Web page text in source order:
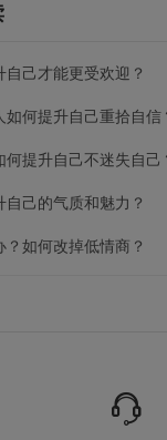
自己才能更受欢迎？
如何提升自己重拾自信
何提升自己不迷失自己
自己的气质和魅力？
？如何改掉低情商？